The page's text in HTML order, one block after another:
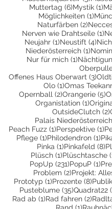
Muttertag (6)6 Beiträge
Mystik (1)1
Möglichkeiten (1)1
Naturfärben (2)2
Nerven wie Drahtseile (1)1
Neujahr (1)1 Beitrag
Neustift (4)4
Niederösterreich (1)1
Nur für mich (1)1 Beitrag
Offenes Haus Oberwart (3)3
Olo (1)1 Beitrag
Omas
Opernball (2)2 Beiträge
Orangerie (5)5
Organistation (1)1
OutsideClutch (2)
Palais Niederösterreich
Peach Fuzz (1)1 Beitrag
Perspektive (1)1
Pflege (1)1 Beitrag
Philodendron (1)1
Pinka (1)1 Beitrag
Pinkafeld (8)8
Plüsch (1)1 Beitrag
Plüschtasche
PopUp (231)231 Beiträge
PopuP (1)1
Problem (2)2 Beiträge
Projekt:
Prototyp (1)1 Beitrag
Prozente (8)8
Pusteblume (35)35 Beiträge
Quadrat22
Rad ab (1)1 Beitrag
Rad fahren (2)2
1 Beitrag